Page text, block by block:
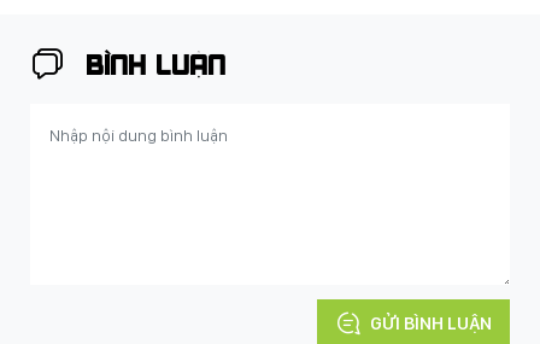
BÌNH LUẬN
GỬI BÌNH LUẬN